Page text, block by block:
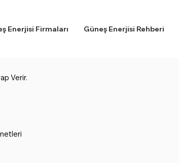
Enerjisi Firmaları Güneş Enerjisi Rehberi
Verir.